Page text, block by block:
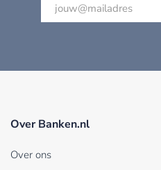
Over Banken.nl
Over ons